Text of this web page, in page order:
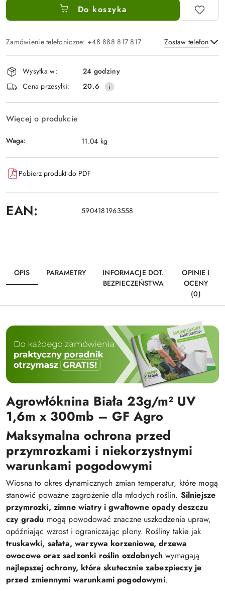
Do koszyka
Zamówienie telefoniczne: +48 888 817 817 Zostaw telefon
Wyślij
Dostępność
i
dostawa
Wysyłka w:
24 godziny
Cena przesyłki:
20.6
Więcej o produkcie
Waga: 11.04 kg
Pobierz produkt do PDF
EAN: 5904181963558
OPIS PARAMETRY
INFORMACJE DOT.
BEZPIECZEŃSTWA
OPINIE I
OCENY
(0)
Agrowłóknina Biała 23g/m² UV
1,6m x 300mb – GF Agro
Maksymalna ochrona przed
przymrozkami i niekorzystnymi
warunkami pogodowymi
Wiosna to okres dynamicznych zmian temperatur, które mogą
stanowić poważne zagrożenie dla młodych roślin. Silniejsze
przymrozki, zimne wiatry i gwałtowne opady deszczu
czy gradu mogą powodować znaczne uszkodzenia upraw,
opóźniając wzrost i ograniczając plony. Rośliny takie jak
truskawki, sałata, warzywa korzeniowe, drzewa
owocowe oraz sadzonki roślin ozdobnych wymagają
najlepszej ochrony, która skutecznie zabezpieczy je
przed zmiennymi warunkami pogodowymi.